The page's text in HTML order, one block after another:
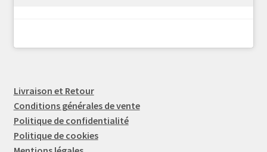
Livraison et Retour
Conditions générales de vente
Politique de confidentialité
Politique de cookies